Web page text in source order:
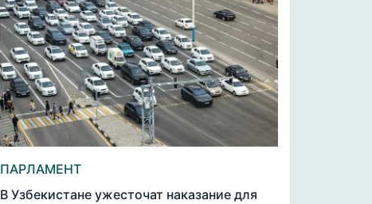
ПАРЛАМЕНТ
В Узбекистане ужесточат наказание для